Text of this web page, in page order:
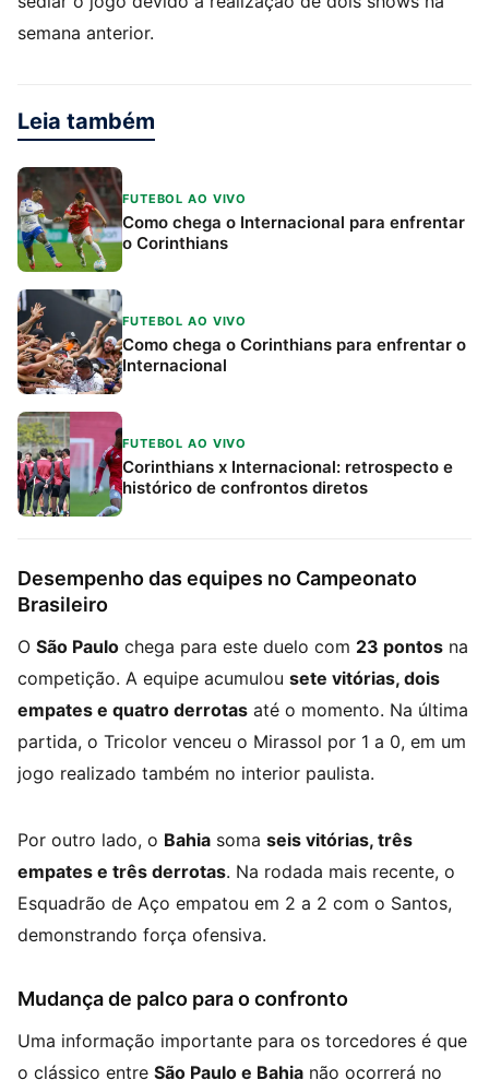
semana anterior.
Leia também
FUTEBOL AO VIVO
Como chega o Internacional para enfrentar
o Corinthians
FUTEBOL AO VIVO
Como chega o Corinthians para enfrentar o
Internacional
FUTEBOL AO VIVO
Corinthians x Internacional: retrospecto e
histórico de confrontos diretos
Desempenho das equipes no Campeonato
Brasileiro
O São Paulo chega para este duelo com 23 pontos na
competição. A equipe acumulou sete vitórias, dois
empates e quatro derrotas até o momento. Na última
partida, o Tricolor venceu o Mirassol por 1 a 0, em um
jogo realizado também no interior paulista.
Por outro lado, o Bahia soma seis vitórias, três
empates e três derrotas. Na rodada mais recente, o
Esquadrão de Aço empatou em 2 a 2 com o Santos,
demonstrando força ofensiva.
Mudança de palco para o confronto
Uma informação importante para os torcedores é que
o clássico entre São Paulo e Bahia não ocorrerá no